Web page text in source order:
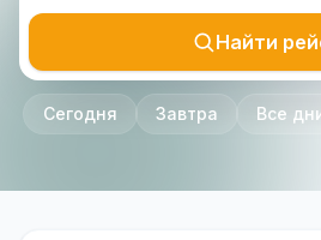
Найти
Сегодня Завтра Все